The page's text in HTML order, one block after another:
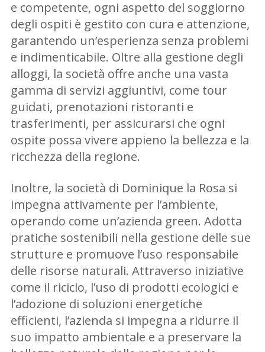
e competente, ogni aspetto del soggiorno
degli ospiti è gestito con cura e attenzione,
garantendo un’esperienza senza problemi
e indimenticabile. Oltre alla gestione degli
alloggi, la società offre anche una vasta
gamma di servizi aggiuntivi, come tour
guidati, prenotazioni ristoranti e
trasferimenti, per assicurarsi che ogni
ospite possa vivere appieno la bellezza e la
ricchezza della regione.
Inoltre, la società di Dominique la Rosa si
impegna attivamente per l’ambiente,
operando come un’azienda green. Adotta
pratiche sostenibili nella gestione delle sue
strutture e promuove l’uso responsabile
delle risorse naturali. Attraverso iniziative
come il riciclo, l’uso di prodotti ecologici e
l’adozione di soluzioni energetiche
efficienti, l’azienda si impegna a ridurre il
suo impatto ambientale e a preservare la